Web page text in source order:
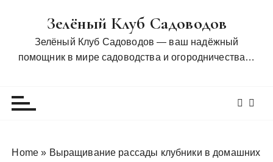
Зелёный Клуб Садоводов
Зелёный Клуб Садоводов — ваш надёжный
помощник в мире садоводства и огородничества…
Home » Выращивание рассады клубники в домашних